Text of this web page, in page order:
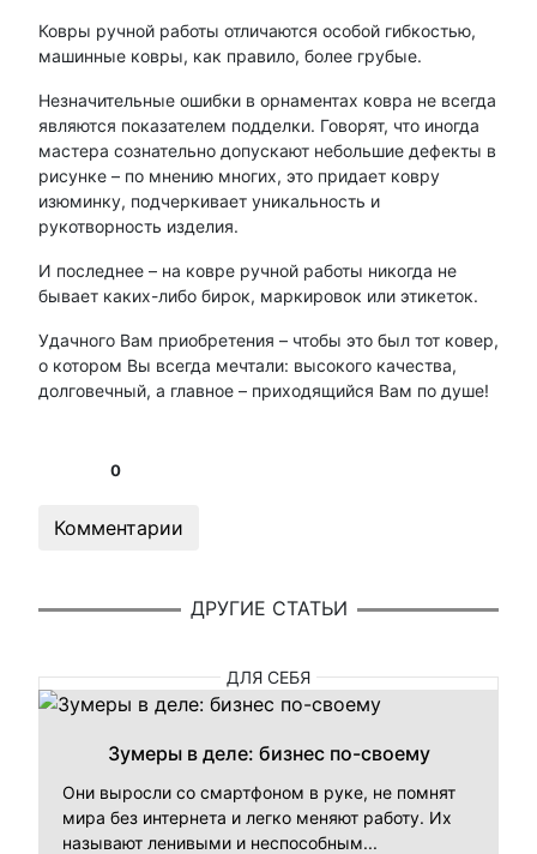
Ковры ручной работы отличаются особой гибкостью,
машинные ковры, как правило, более грубые.
Незначительные ошибки в орнаментах ковра не всегда
являются показателем подделки. Говорят, что иногда
мастера сознательно допускают небольшие дефекты в
рисунке – по мнению многих, это придает ковру
изюминку, подчеркивает уникальность и
рукотворность изделия.
И последнее – на ковре ручной работы никогда не
бывает каких-либо бирок, маркировок или этикеток.
Удачного Вам приобретения – чтобы это был тот ковер,
о котором Вы всегда мечтали: высокого качества,
долговечный, а главное – приходящийся Вам по душе!
0
Комментарии
ДРУГИЕ СТАТЬИ
ДЛЯ СЕБЯ
Зумеры в деле: бизнес по-своему
Они выросли со смартфоном в руке, не помнят
мира без интернета и легко меняют работу. Их
называют ленивыми и неспособным...